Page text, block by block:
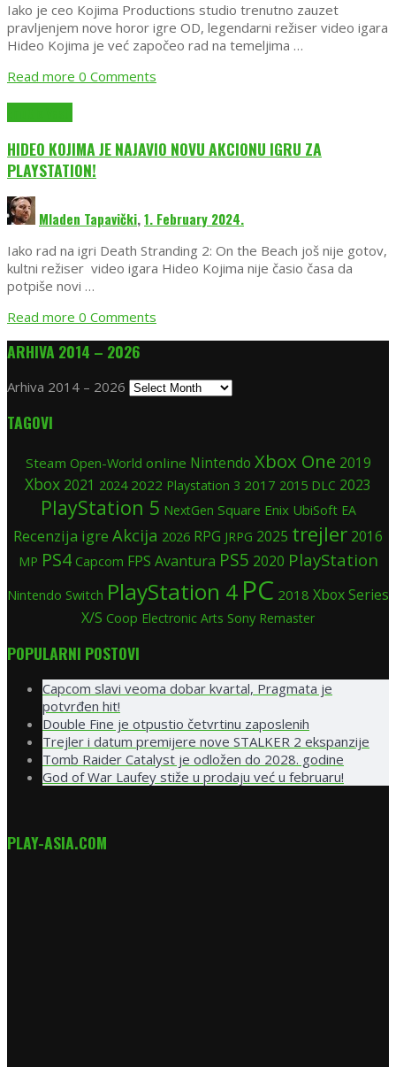
Iako je ceo Kojima Productions studio trenutno zauzet
pravljenjem nove horor igre OD, legendarni režiser video igara
Hideo Kojima je već započeo rad na temeljima …
Read more 0 Comments
HIDEO KOJIMA JE NAJAVIO NOVU AKCIONU IGRU ZA
PLAYSTATION!
Mladen Tapavički,1. February 2024.
Iako rad na igri Death Stranding 2: On the Beach još nije gotov,
kultni režiser video igara Hideo Kojima nije časio časa da
potpiše novi …
Read more 0 Comments
ARHIVA 2014 – 2026
Arhiva 2014 – 2026
TAGOVI
Steam Open-World online Nintendo Xbox One 2019
Xbox 2021 2024 2022 Playstation 3 2017 2015 DLC 2023
PlayStation 5 NextGen Square Enix UbiSoft EA
Recenzija igre Akcija 2026 RPG JRPG 2025 trejler 2016
MP PS4 Capcom FPS Avantura PS5 2020 PlayStation
Nintendo Switch PlayStation 4 PC 2018 Xbox Series
X/S Coop Electronic Arts Sony Remaster
POPULARNI POSTOVI
Capcom slavi veoma dobar kvartal, Pragmata je
potvrđen hit!
Double Fine je otpustio četvrtinu zaposlenih
Trejler i datum premijere nove STALKER 2 ekspanzije
Tomb Raider Catalyst je odložen do 2028. godine
God of War Laufey stiže u prodaju već u februaru!
PLAY-ASIA.COM